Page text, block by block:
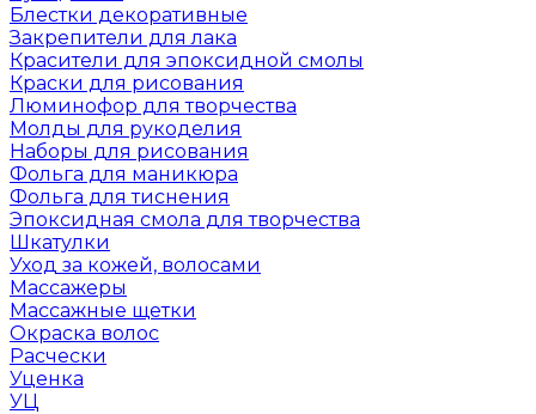
Блестки декоративные
Закрепители для лака
Красители для эпоксидной смолы
Краски для рисования
Люминофор для творчества
Молды для рукоделия
Наборы для рисования
Фольга для маникюра
Фольга для тиснения
Эпоксидная смола для творчества
Шкатулки
Уход за кожей, волосами
Массажеры
Массажные щетки
Окраска волос
Расчески
Уценка
УЦ